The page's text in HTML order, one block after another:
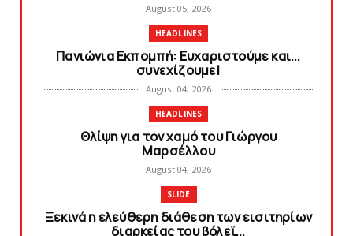
August 05, 2026
HEADLINES
Πανιώνια Εκπομπή: Eυχαριστούμε και...
συνεχίζουμε!
August 04, 2026
HEADLINES
Θλίψη για τον χαμό του Γιώργου
Mαρσέλλου
August 04, 2026
SLIDE
Ξεκινά η ελεύθερη διάθεση των εισιτηρίων
διαρκείας του βόλεϊ...